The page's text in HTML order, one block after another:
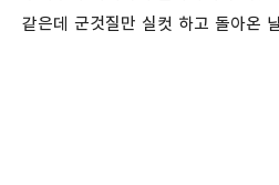
같은데 군것질만 실컷 하고 돌아온